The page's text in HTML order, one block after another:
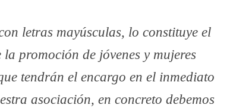
letras mayúsculas, lo constituye el
promoción de jóvenes y mujeres
tendrán el encargo en el inmediato
asociación, en concreto debemos